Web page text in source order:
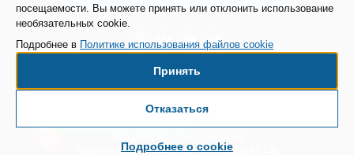
© Все права защищены. Информация сайта
Маркетинговая поддержка - AdCreat Digital Lab
посещаемости. Вы можете принять или отклонить использование
необязательных cookie.
Подробнее в Политике использования файлов cookie
Принять
Отказаться
Подробнее о cookie